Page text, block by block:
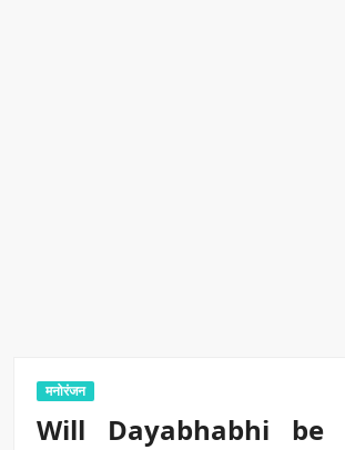
मनोरंजन
Will Dayabhabhi